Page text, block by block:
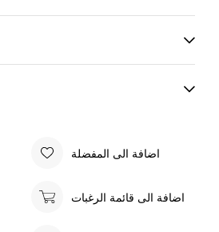
اضافة الى المفضلة
اضافة الى قائمة الرغبات